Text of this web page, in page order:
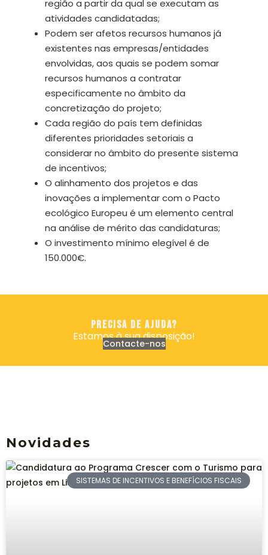
região a partir da qual se executam as
atividades candidatadas;
Podem ser afetos recursos humanos já
existentes nas empresas/entidades
envolvidas, aos quais se podem somar
recursos humanos a contratar
especificamente no âmbito da
concretização do projeto;
Cada região do país tem definidas
diferentes prioridades setoriais a
considerar no âmbito do presente sistema
de incentivos;
O alinhamento dos projetos e das
inovações a implementar com o Pacto
ecológico Europeu é um elemento central
na análise de mérito das candidaturas;
O investimento mínimo elegível é de
150.000€.
precisa de ajuda?
Estamos à sua disposição!
Contacte-nos
Novidades
SISTEMAS DE INCENTIVOS E BENEFÍCIOS FISCAIS